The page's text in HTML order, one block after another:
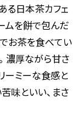
る日本茶カフェ
ムを餅で包んだ
お茶を食べてい
濃厚ながら甘さ
ーミーな食感と
味といい、まさ